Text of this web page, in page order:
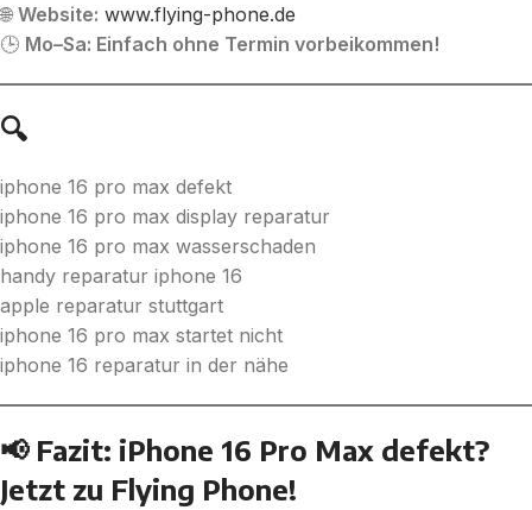
🌐 Website: www.flying-phone.de
🕒 Mo–Sa: Einfach ohne Termin vorbeikommen!
🔍
iphone 16 pro max defekt
iphone 16 pro max display reparatur
iphone 16 pro max wasserschaden
handy reparatur iphone 16
apple reparatur stuttgart
iphone 16 pro max startet nicht
iphone 16 reparatur in der nähe
📢 Fazit: iPhone 16 Pro Max defekt?
Jetzt zu Flying Phone!